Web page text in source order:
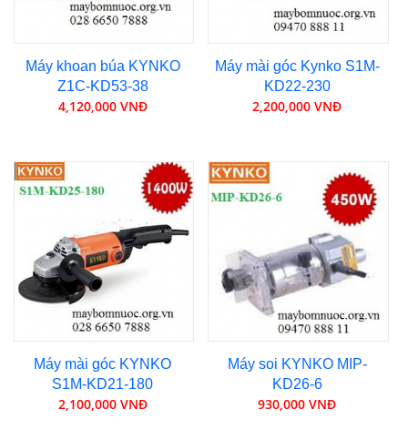
Máy khoan búa KYNKO
Z1C-KD53-38
4,120,000 VNĐ
Máy mài góc Kynko S1M-
KD22-230
2,200,000 VNĐ
Máy mài góc KYNKO
S1M-KD21-180
2,100,000 VNĐ
Máy soi KYNKO MIP-
KD26-6
930,000 VNĐ